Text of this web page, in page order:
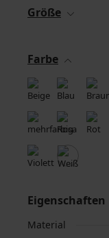
Größe
Farbe
Eigenschaften
Material